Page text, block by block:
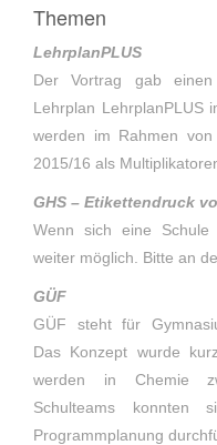
Themen
LehrplanPLUS
Der Vortrag gab
Lehrplan LehrplanPLUS
werden im Rahmen
2015/16 als
GHS – Etikettendruck
Wenn sich eine
weiter möglich. Bitte an
GÜF
GÜF steht für
Das Konzept wurde
werden in Chemie
Schulteams konnten
Programmplanung